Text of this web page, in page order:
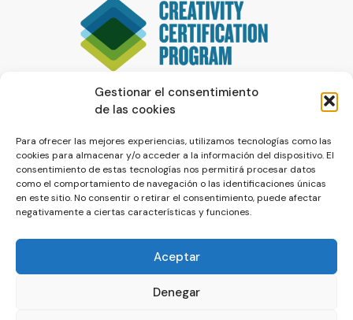
Gestionar el consentimiento
de las cookies
Para ofrecer las mejores experiencias, utilizamos tecnologías como las
cookies para almacenar y/o acceder a la información del dispositivo. El
consentimiento de estas tecnologías nos permitirá procesar datos
como el comportamiento de navegación o las identificaciones únicas
en este sitio. No consentir o retirar el consentimiento, puede afectar
negativamente a ciertas características y funciones.
Aceptar
Denegar